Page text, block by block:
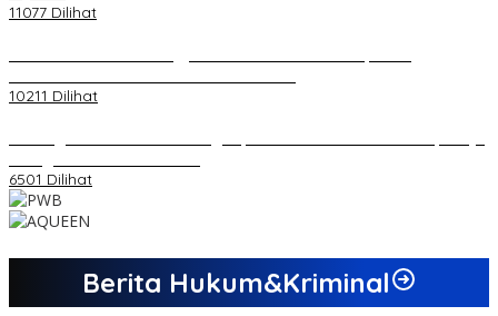
11077 Dilihat
10211 Dilihat
6501 Dilihat
Berita Hukum&Kriminal